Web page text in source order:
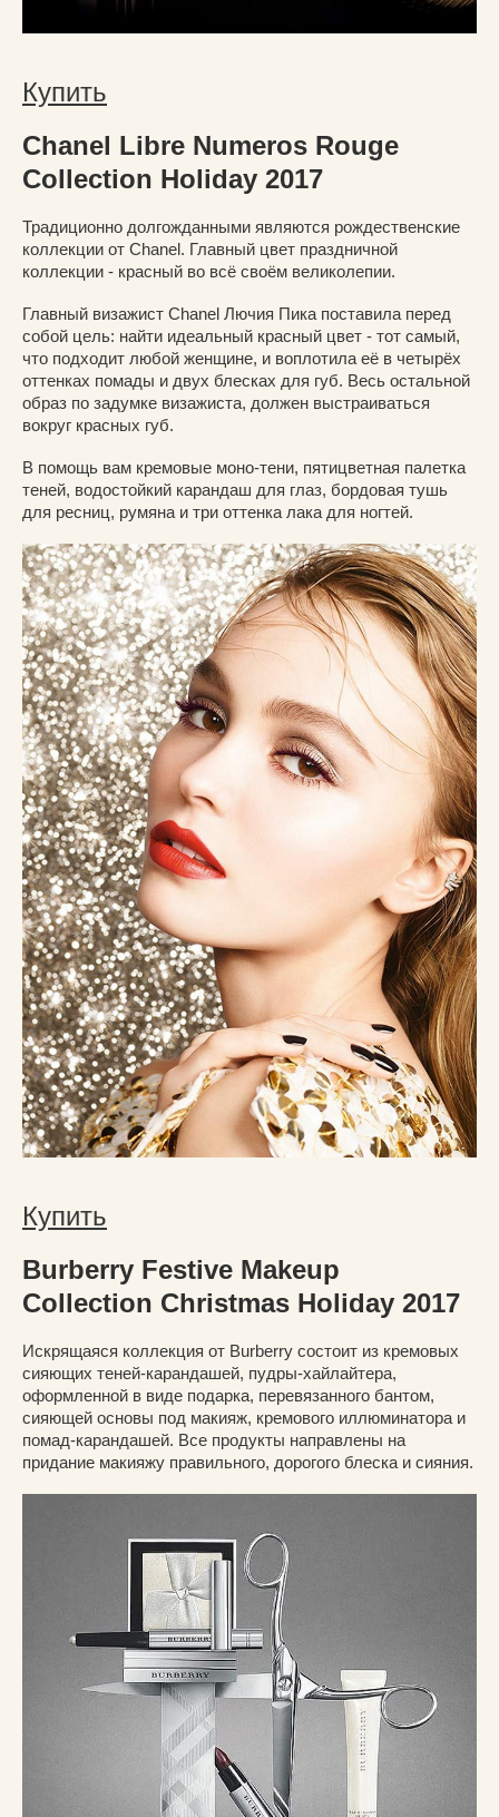
Купить
Chanel Libre Numeros Rouge
Collection Holiday 2017
Традиционно долгожданными являются рождественские
коллекции от Chanel. Главный цвет праздничной
коллекции - красный во всё своём великолепии.
Главный визажист Chanel Лючия Пика поставила перед
собой цель: найти идеальный красный цвет - тот самый,
что подходит любой женщине, и воплотила её в четырёх
оттенках помады и двух блесках для губ. Весь остальной
образ по задумке визажиста, должен выстраиваться
вокруг красных губ.
В помощь вам кремовые моно-тени, пятицветная палетка
теней, водостойкий карандаш для глаз, бордовая тушь
для ресниц, румяна и три оттенка лака для ногтей.
Купить
Burberry Festive Makeup
Collection Christmas Holiday 2017
Искрящаяся коллекция от Burberry состоит из кремовых
сияющих теней-карандашей, пудры-хайлайтера,
оформленной в виде подарка, перевязанного бантом,
сияющей основы под макияж, кремового иллюминатора и
помад-карандашей. Все продукты направлены на
придание макияжу правильного, дорогого блеска и сияния.